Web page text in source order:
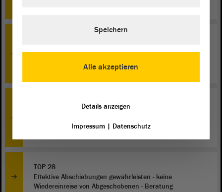
Indoktrination! Abschaffung der Landeszentrale für
politische Bildung! - Beratung
TOP 28
Effektive Abschiebungen gewährleisten - keine
Wiedereinreise von Abgeschobenen - Beratung
Alle akzeptieren
Speichern
Details anzeigen
Impressum| Datenschutz